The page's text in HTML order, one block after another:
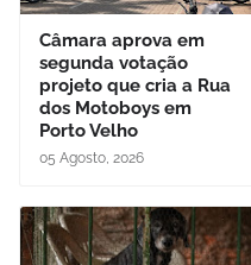
Câmara aprova em
segunda votação
projeto que cria a Rua
dos Motoboys em
Porto Velho
05 Agosto, 2026